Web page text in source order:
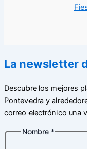
La newsletter
Descubre los mejores
Pontevedra y
correo electrónico una
Nombre *